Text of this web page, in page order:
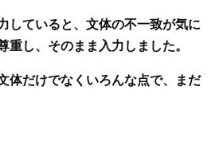
していると、文体の不一致が気に
し、そのまま入力しました。
体だけでなくいろんな点で、まだ